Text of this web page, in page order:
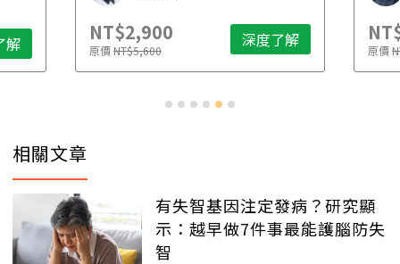
解 NT$2,900
原價NT$5,600 深度了解 原價
相關文章
有失智基因注定發病？研究顯
示：越早做7件事最能護腦防失
智